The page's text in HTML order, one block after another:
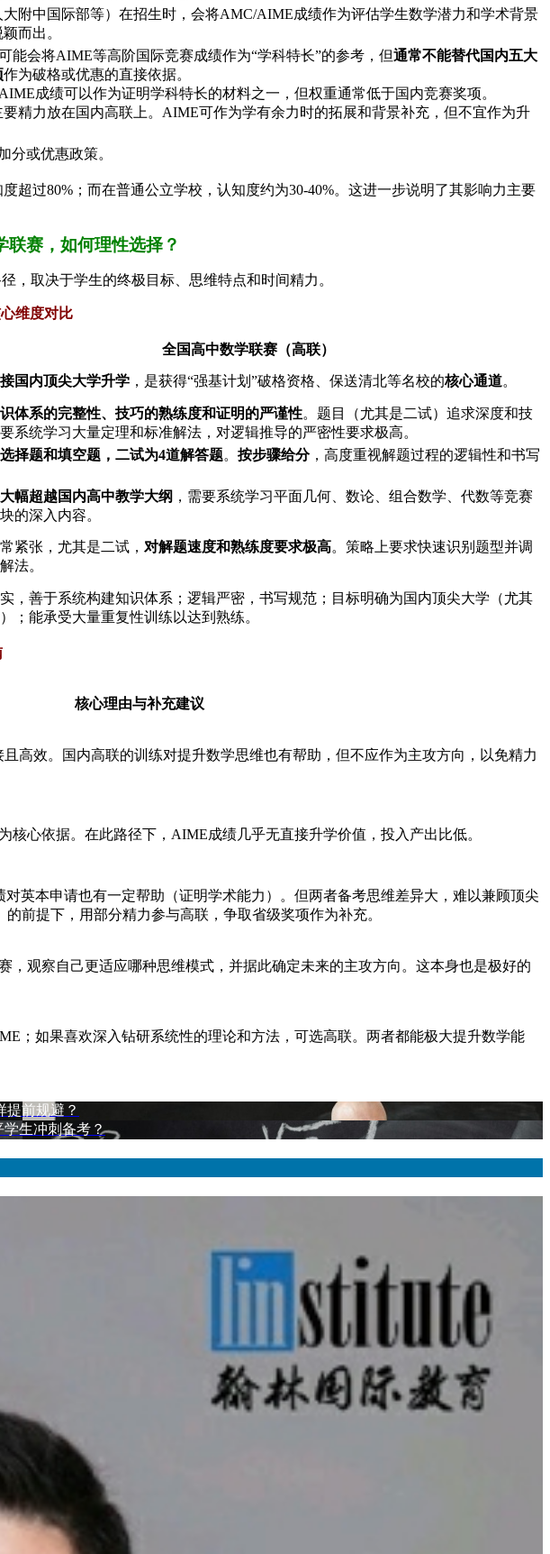
附中国际部等）在招生时，会将AMC/AIME成绩作为评估学生数学潜力和学术背景
而出。
能会将AIME等高阶国际竞赛成绩作为“学科特长”的参考，但通常不能替代国内五大
作为破格或优惠的直接依据。
成绩可以作为证明学科特长的材料之一，但权重通常低于国内竞赛奖项。
精力放在国内高联上。AIME可作为学有余力时的拓展和背景补充，但不宜作为升
分或优惠政策。
超过80%；而在普通公立学校，认知度约为30-40%。这进一步说明了其影响力主要
赛，如何理性选择？
，取决于学生的终极目标、思维特点和时间精力。
维度对比
全国高中数学联赛（高联）
国内顶尖大学升学 ，是获得“强基计划”破格资格、保送清北等名校的核心通道。
体系的完整性、技巧的熟练度和证明的严谨性。题目（尤其是二试）追求深度和技
系统学习大量定理和标准解法，对逻辑推导的严密性要求极高。
择题和填空题，二试为4道解答题。 按步骤给分，高度重视解题过程的逻辑性和书写
幅超越国内高中教学大纲 ，需要系统学习平面几何、数论、组合数学、代数等竞赛
的深入内容。
紧张，尤其是二试， 对解题速度和熟练度要求极高。策略上要求快速识别题型并调
法。
，善于系统构建知识体系；逻辑严密，书写规范；目标明确为国内顶尖大学（尤其
；能承受大量重复性训练以达到熟练。
核心理由与补充建议
高效。国内高联的训练对提升数学思维也有帮助，但不应作为主攻方向，以免精力
核心依据。在此路径下，AIME成绩几乎无直接升学价值，投入产出比低。
英本申请也有一定帮助（证明学术能力）。但两者备考思维差异大，难以兼顾顶尖
前提下，用部分精力参与高联，争取省级奖项作为补充。
，观察自己更适应哪种思维模式，并据此确定未来的主攻方向。这本身也是极好的
；如果喜欢深入钻研系统性的理论和方法，可选高联。两者都能极大提升数学能
前规避？
生冲刺备考？